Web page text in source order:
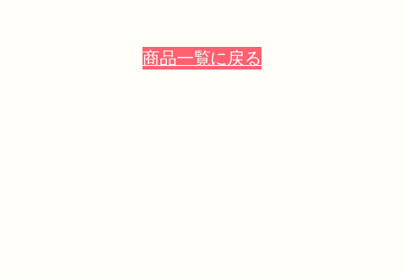
商品一覧に戻る